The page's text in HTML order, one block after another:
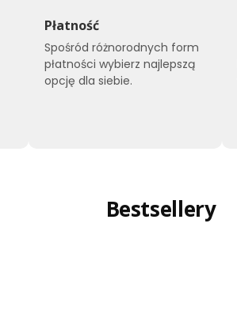
Płatność
Spośród różnorodnych form
płatności wybierz najlepszą
opcję dla siebie.
Bestsellery